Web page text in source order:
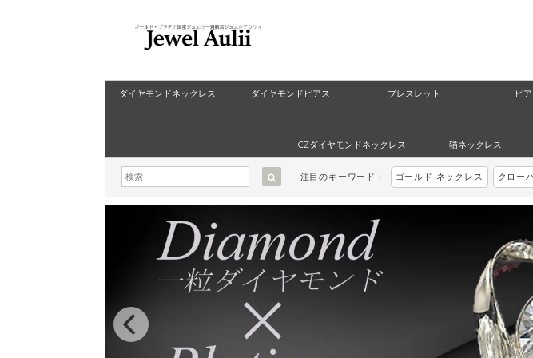
ダイヤモンドネックレス ダイヤモンドピアス ブレスレット ピ
CZダイヤモンドネックレス 猫ネックレス
注目のキーワード： ゴールド ネックレス クロー